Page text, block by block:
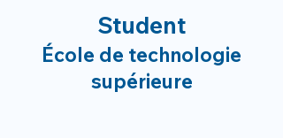
Student
École de technologie
supérieure